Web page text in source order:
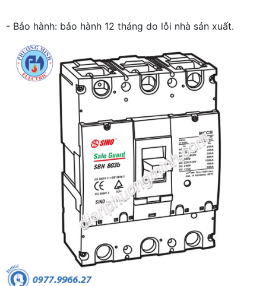
- Bảo hành: bảo hành 12 tháng do lỗi nhà sản xuất.